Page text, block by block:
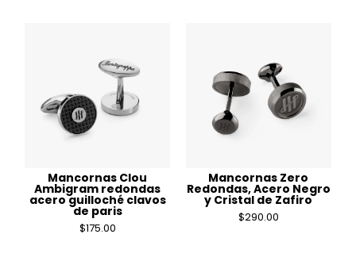
Mancornas Clou
Ambigram redondas
acero guilloché clavos
de paris
$175.00
Mancornas Zero
Redondas, Acero Negro
y Cristal de Zafiro
$290.00